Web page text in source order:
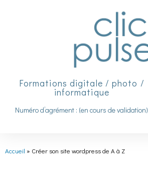
Formations digitale / photo /
informatique
Numéro d’agrément : (en cours de validation)
Accueil » Créer son site wordpress de A à Z